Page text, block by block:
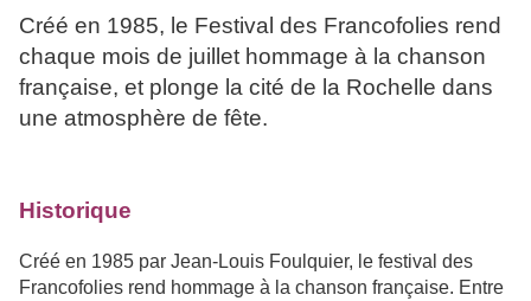
Créé en 1985, le Festival des Francofolies rend
chaque mois de juillet hommage à la chanson
française, et plonge la cité de la Rochelle dans
une atmosphère de fête.
Historique
Créé en 1985 par Jean-Louis Foulquier, le festival des
Francofolies rend hommage à la chanson française. Entre